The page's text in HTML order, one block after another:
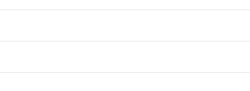
época en que las puertas de la ciudad se cerraban por la noche.
caracteriza por un gran porche abierto en la planta baja y la sala de
, precedida por la del antiguopueblo de Santa Caterina. Se